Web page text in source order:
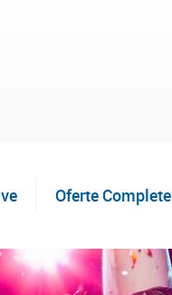
Oferte Complete